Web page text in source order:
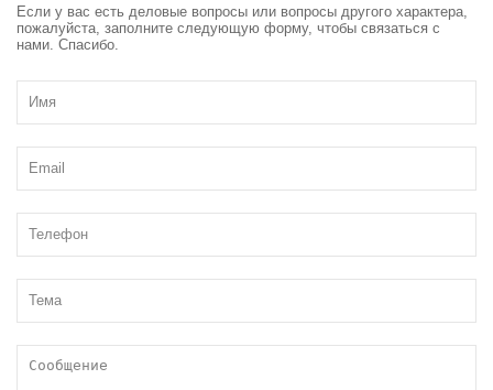
Если у вас есть деловые вопросы или вопросы другого характера,
пожалуйста, заполните следующую форму, чтобы связаться с
нами. Спасибо.